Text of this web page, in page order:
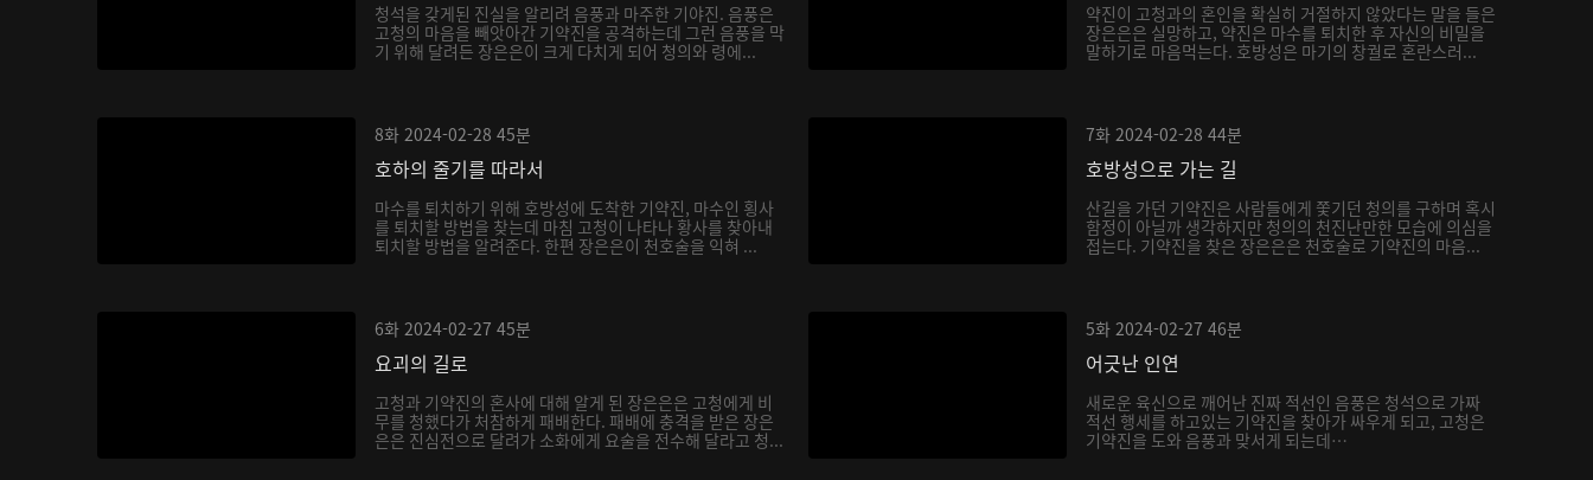
청석을 갖게된 진실을 알리려 음풍과 마주한 기야진. 음풍은
고청의 마음을 빼앗아간 기약진을 공격하는데 그런 음풍을 막
기 위해 달려든 장은은이 크게 다치게 되어 청의와 령에...
약진이 고청과의 혼인을 확실히 거절하지 않았다는 말을 들은
장은은은 실망하고, 약진은 마수를 퇴치한 후 자신의 비밀을
말하기로 마음먹는다. 호방성은 마기의 창궐로 혼란스러...
8화 2024-02-28 45분
호하의 줄기를 따라서
마수를 퇴치하기 위해 호방성에 도착한 기약진, 마수인 횡사
를 퇴치할 방법을 찾는데 마침 고청이 나타나 황사를 찾아내
퇴치할 방법을 알려준다. 한편 장은은이 천호술을 익혀 ...
7화 2024-02-28 44분
호방성으로 가는 길
산길을 가던 기약진은 사람들에게 쫓기던 청의를 구하며 혹시
함정이 아닐까 생각하지만 청의의 천진난만한 모습에 의심을
접는다. 기약진을 찾은 장은은은 천호술로 기약진의 마음...
6화 2024-02-27 45분
요괴의 길로
고청과 기약진의 혼사에 대해 알게 된 장은은은 고청에게 비
무를 청했다가 처참하게 패배한다. 패배에 충격을 받은 장은
은은 진심전으로 달려가 소화에게 요술을 전수해 달라고 청...
5화 2024-02-27 46분
어긋난 인연
새로운 육신으로 깨어난 진짜 적선인 음풍은 청석으로 가짜
적선 행세를 하고있는 기약진을 찾아가 싸우게 되고, 고청은
기약진을 도와 음풍과 맞서게 되는데…